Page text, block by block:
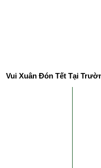
Vui Xuân Đón Tết Tại